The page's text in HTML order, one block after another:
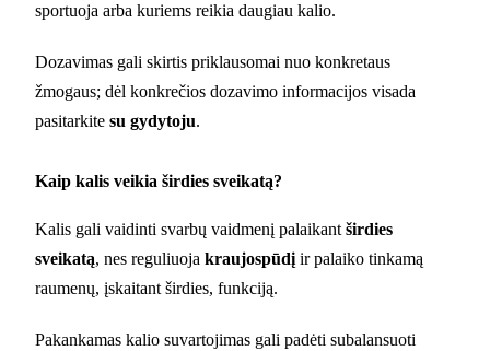
sportuoja arba kuriems reikia daugiau kalio.
Dozavimas gali skirtis priklausomai nuo konkretaus
žmogaus; dėl konkrečios dozavimo informacijos visada
pasitarkite su gydytoju.
Kaip kalis veikia širdies sveikatą?
Kalis gali vaidinti svarbų vaidmenį palaikant širdies
sveikatą, nes reguliuoja kraujospūdį ir palaiko tinkamą
raumenų, įskaitant širdies, funkciją.
Pakankamas kalio suvartojimas gali padėti subalansuoti